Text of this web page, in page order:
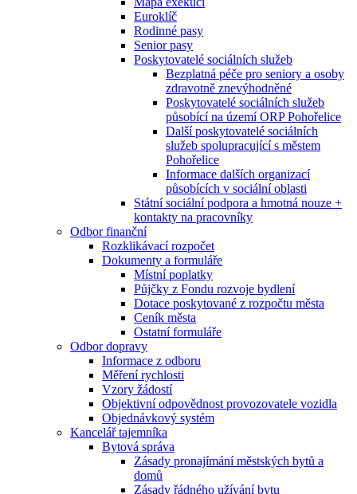
Euroklíč
Rodinné pasy
Senior pasy
Poskytovatelé sociálních služeb
Bezplatná péče pro seniory a osoby
zdravotně znevýhodněné
Poskytovatelé sociálních služeb
působící na území ORP Pohořelice
Další poskytovatelé sociálních
služeb spolupracující s městem
Pohořelice
Informace dalších organizací
působících v sociální oblasti
Státní sociální podpora a hmotná nouze +
kontakty na pracovníky
Odbor finanční
Rozklikávací rozpočet
Dokumenty a formuláře
Místní poplatky
Půjčky z Fondu rozvoje bydlení
Dotace poskytované z rozpočtu města
Ceník města
Ostatní formuláře
Odbor dopravy
Informace z odboru
Měření rychlosti
Vzory žádostí
Objektivní odpovědnost provozovatele vozidla
Objednávkový systém
Kancelář tajemníka
Bytová správa
Zásady pronajímání městských bytů a
domů
Zásady řádného užívání bytu